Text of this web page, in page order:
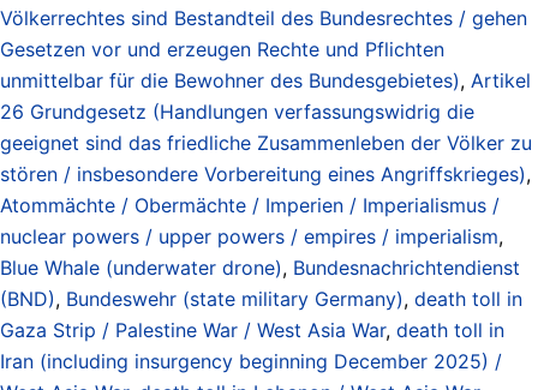
Völkerrechtes sind Bestandteil des Bundesrechtes / gehen
Gesetzen vor und erzeugen Rechte und Pflichten
unmittelbar für die Bewohner des Bundesgebietes), Artikel
26 Grundgesetz (Handlungen verfassungswidrig die
geeignet sind das friedliche Zusammenleben der Völker zu
stören / insbesondere Vorbereitung eines Angriffskrieges),
Atommächte / Obermächte / Imperien / Imperialismus /
nuclear powers / upper powers / empires / imperialism,
Blue Whale (underwater drone), Bundesnachrichtendienst
(BND), Bundeswehr (state military Germany), death toll in
Gaza Strip / Palestine War / West Asia War, death toll in
Iran (including insurgency beginning December 2025) /